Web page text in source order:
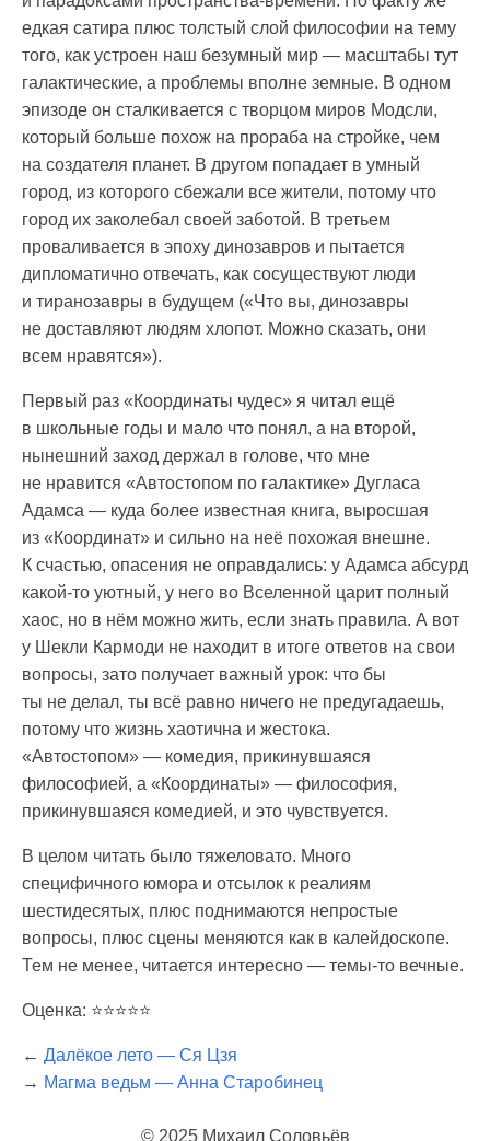
едкая сатира плюс толстый слой философии на тему
того, как устроен наш безумный мир — масштабы тут
галактические, а проблемы вполне земные. В одном
эпизоде он сталкивается с творцом миров Модсли,
который больше похож на прораба на стройке, чем
на создателя планет. В другом попадает в умный
город, из которого сбежали все жители, потому что
город их заколебал своей заботой. В третьем
проваливается в эпоху динозавров и пытается
дипломатично отвечать, как сосуществуют люди
и тиранозавры в будущем («Что вы, динозавры
не доставляют людям хлопот. Можно сказать, они
всем нравятся»).
Первый раз «Координаты чудес» я читал ещё
в школьные годы и мало что понял, а на второй,
нынешний заход держал в голове, что мне
не нравится «Автостопом по галактике» Дугласа
Адамса — куда более известная книга, выросшая
из «Координат» и сильно на неё похожая внешне.
К счастью, опасения не оправдались: у Адамса абсурд
какой-то уютный, у него во Вселенной царит полный
хаос, но в нём можно жить, если знать правила. А вот
у Шекли Кармоди не находит в итоге ответов на свои
вопросы, зато получает важный урок: что бы
ты не делал, ты всё равно ничего не предугадаешь,
потому что жизнь хаотична и жестока.
«Автостопом» — комедия, прикинувшаяся
философией, а «Координаты» — философия,
прикинувшаяся комедией, и это чувствуется.
В целом читать было тяжеловато. Много
специфичного юмора и отсылок к реалиям
шестидесятых, плюс поднимаются непростые
вопросы, плюс сцены меняются как в калейдоскопе.
Тем не менее, читается интересно — темы-то вечные.
Оценка: ⭐️⭐️⭐️⭐️⭐️
← Далёкое лето — Ся Цзя
→ Магма ведьм — Анна Старобинец
© 2025 Михаил Соловьёв